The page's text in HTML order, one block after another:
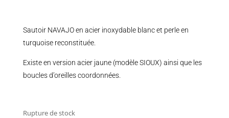
Sautoir NAVAJO en acier inoxydable blanc et perle en
turquoise reconstituée.
Existe en version acier jaune (modèle SIOUX) ainsi que les
boucles d’oreilles coordonnées.
Rupture de stock